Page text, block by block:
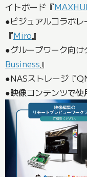
イトボード『
●ビジュアルコラボ
『Miro』
●グループワーク向
Business』
●NASストレージ『
●映像コンテンツで